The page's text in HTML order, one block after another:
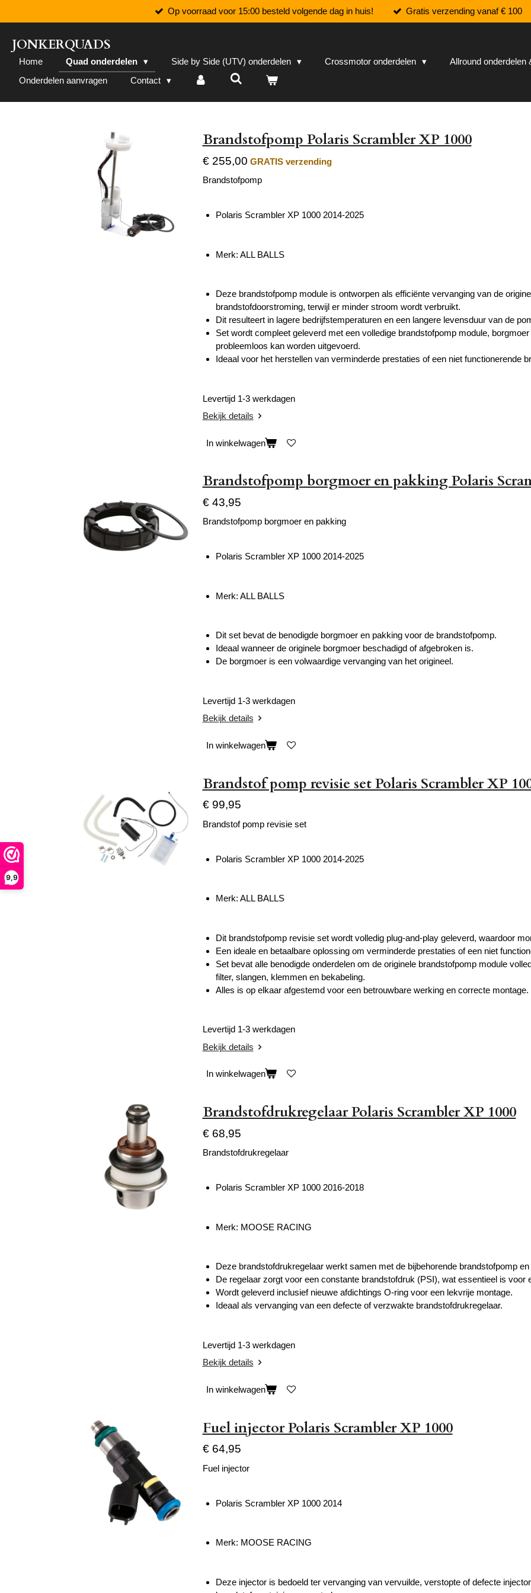
9,9
direct
naar
de
hoofdinhoud
Op voorraad voor 15:00 besteld volgende dag in huis! Gratis verzending vanaf € 100
JONKERQUADS
Home Quad onderdelen Side by Side (UTV) onderdelen Crossmotor onderdelen
Allround
Onderdelen aanvragen
Contact
Brandstofpomp Polaris Scrambler XP 1000
€ 255,00 GRATIS verzending
Brandstofpomp
Polaris Scrambler XP 1000 2014-2025
Merk: ALL BALLS
Deze brandstofpomp module is ontworpen als efficiënte vervanging van de
brandstofdoorstroming, terwijl er minder stroom wordt verbruikt.
Dit resulteert in lagere bedrijfstemperaturen en een langere levensduur van de
Set wordt compleet geleverd met een volledige brandstofpomp module,
probleemloos kan worden uitgevoerd.
Ideaal voor het herstellen van verminderde prestaties of een niet functionerende
Levertijd 1-3 werkdagen
Bekijk details
In winkelwagen
Brandstofpomp borgmoer en pakking Polaris
€ 43,95
Brandstofpomp borgmoer en pakking
Polaris Scrambler XP 1000 2014-2025
Merk: ALL BALLS
Dit set bevat de benodigde borgmoer en pakking voor de brandstofpomp.
Ideaal wanneer de originele borgmoer beschadigd of afgebroken is.
De borgmoer is een volwaardige vervanging van het origineel.
Levertijd 1-3 werkdagen
Bekijk details
In winkelwagen
Brandstof pomp revisie set Polaris Scrambler XP
€ 99,95
Brandstof pomp revisie set
Polaris Scrambler XP 1000 2014-2025
Merk: ALL BALLS
Dit brandstofpomp revisie set wordt volledig plug-and-play geleverd, waardoor
Een ideale en betaalbare oplossing om verminderde prestaties of een niet
Set bevat alle benodigde onderdelen om de originele brandstofpomp module
filter, slangen, klemmen en bekabeling.
Alles is op elkaar afgestemd voor een betrouwbare werking en correcte montage.
Levertijd 1-3 werkdagen
Bekijk details
In winkelwagen
Brandstofdrukregelaar Polaris Scrambler XP 1000
€ 68,95
Brandstofdrukregelaar
Polaris Scrambler XP 1000 2016-2018
Merk: MOOSE RACING
Deze brandstofdrukregelaar werkt samen met de bijbehorende brandstofpomp
De regelaar zorgt voor een constante brandstofdruk (PSI), wat essentieel is voor
Wordt geleverd inclusief nieuwe afdichtings O-ring voor een lekvrije montage.
Ideaal als vervanging van een defecte of verzwakte brandstofdrukregelaar.
Levertijd 1-3 werkdagen
Bekijk details
In winkelwagen
Fuel injector Polaris Scrambler XP 1000
€ 64,95
Fuel injector
Polaris Scrambler XP 1000 2014
Merk: MOOSE RACING
Deze injector is bedoeld ter vervanging van vervuilde, verstopte of defecte